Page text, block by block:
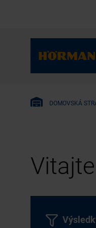
DOMOVSKÁ